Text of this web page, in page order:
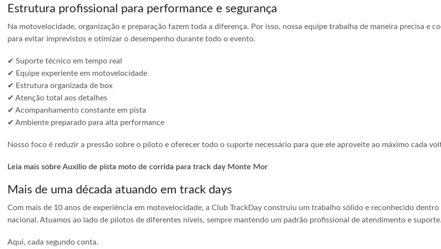
Estrutura profissional para performance e segurança
Na motovelocidade, organização e preparação fazem toda a diferença. Por isso, nossa equipe trabalha de maneira precisa e
para evitar imprevistos e otimizar o desempenho durante todo o evento.
✔ Suporte técnico em tempo real
✔ Equipe experiente em motovelocidade
✔ Estrutura organizada de box
✔ Atenção total aos detalhes
✔ Acompanhamento constante em pista
✔ Ambiente preparado para alta performance
Nosso foco é reduzir a pressão sobre o piloto e oferecer todo o suporte necessário para que ele aproveite ao máximo cada
Leia mais sobre Auxilio de pista moto de corrida para track day Monte Mor
Mais de uma década atuando em track days
Com mais de 10 anos de experiência em motovelocidade, a Club TrackDay construiu um trabalho sólido e reconhecido
nacional. Atuamos ao lado de pilotos de diferentes níveis, sempre mantendo um padrão profissional de atendimento e suporte.
Aqui, cada segundo conta.